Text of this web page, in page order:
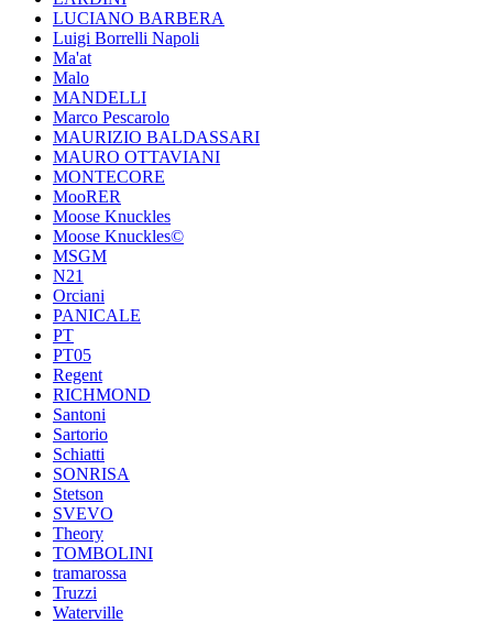
LUCIANO BARBERA
Luigi Borrelli Napoli
Ma'at
Malo
MANDELLI
Marco Pescarolo
MAURIZIO BALDASSARI
MAURO OTTAVIANI
MONTECORE
MooRER
Moose Knuckles
Moose Knuckles©️
MSGM
N21
Orciani
PANICALE
PT
PT05
Regent
RICHMOND
Santoni
Sartorio
Schiatti
SONRISA
Stetson
SVEVO
Theory
TOMBOLINI
tramarossa
Truzzi
Waterville